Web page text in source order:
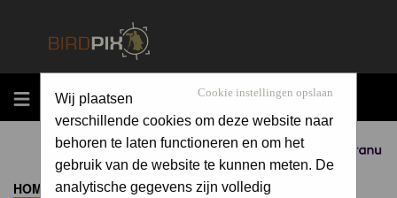
MENU
Sponsored by
Cookie instellingen opslaan
Wij plaatsen
verschillende cookies om deze website naar
behoren te laten functioneren en om het
gebruik van de website te kunnen meten. De
analytische gegevens zijn volledig
HOME ->ALBUM